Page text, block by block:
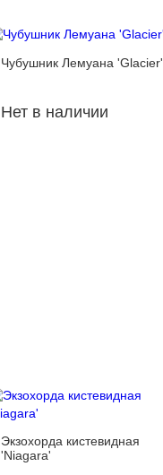
Чубушник Лемуана 'Glacier'
Нет в наличии
Экзохорда кистевидная
'Niagara'